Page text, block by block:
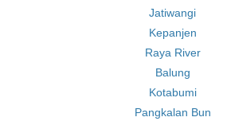
Jatiwangi
Kepanjen
Raya River
Balung
Kotabumi
Pangkalan Bun